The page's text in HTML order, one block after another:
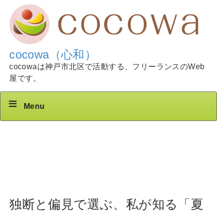
cocowa（心和）
cocowaは神戸市北区で活動する、フリーランスのWeb
屋です。
Menu
独断と偏見で選ぶ、私が知る「夏